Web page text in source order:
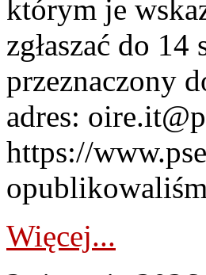
którym je
zgłaszać do
przeznaczony
adres:
https://
Więcej...